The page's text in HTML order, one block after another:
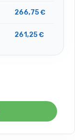
266,75€
261,25€